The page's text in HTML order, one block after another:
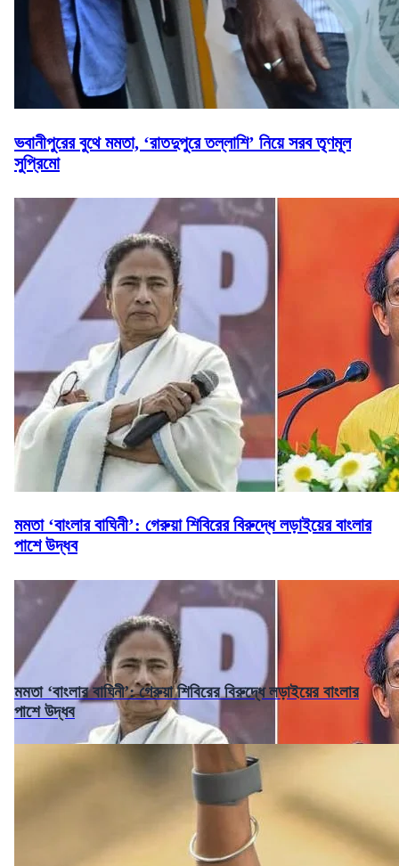
ভবানীপুরের বুথে মমতা, ‘রাতদুপুরে তল্লাশি’ নিয়ে সরব তৃণমূল
সুপ্রিমো
মমতা ‘বাংলার বাঘিনী’: গেরুয়া শিবিরের বিরুদ্ধে লড়াইয়ের বাংলার
পাশে উদ্ধব
মমতা ‘বাংলার বাঘিনী’: গেরুয়া শিবিরের বিরুদ্ধে লড়াইয়ের বাংলার
পাশে উদ্ধব